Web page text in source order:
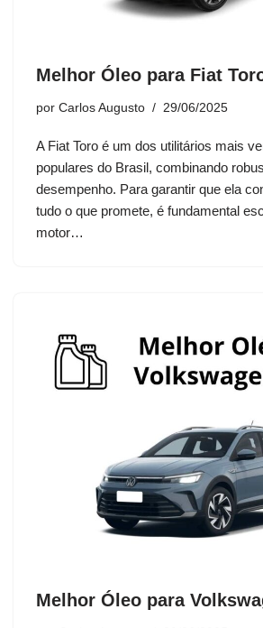
Melhor Óleo para Fiat
por Carlos Augusto 29/06/2025
A Fiat Toro é um dos utilitários mais
populares do Brasil, combinando
desempenho. Para garantir que ela
tudo o que promete, é fundamental
motor…
Melhor Óleo para